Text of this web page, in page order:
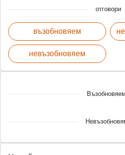
отговори
възобновяем
невъзобновяем